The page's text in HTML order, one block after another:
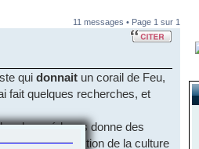
11 messages • Page 1 sur 1
quidonnait un corail de Feu,
fait quelques recherches, et
des méduses donne des
soins sont fonction de la culture